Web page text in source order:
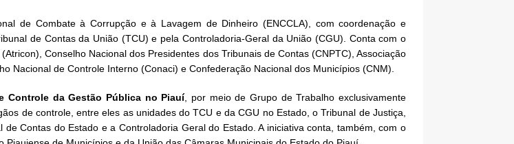
de Combate à Corrupção e à Lavagem de Dinheiro (ENCCLA), com coordenação e
de Contas da União (TCU) e pela Controladoria-Geral da União (CGU). Conta com o
Conselho Nacional dos Presidentes dos Tribunais de Contas (CNPTC), Associação
Nacional de Controle Interno (Conaci) e Confederação Nacional dos Municípios (CNM).
Controle da Gestão Pública no Piauí, por meio de Grupo de Trabalho exclusivamente
de controle, entre eles as unidades do TCU e da CGU no Estado, o Tribunal de Justiça,
Contas do Estado e a Controladoria Geral do Estado. A iniciativa conta, também, com o